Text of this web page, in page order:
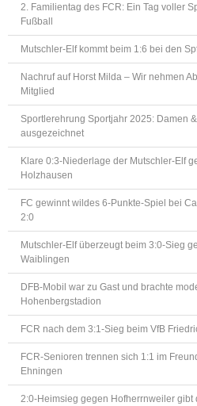
2. Familientag des FCR: Ein Tag voller
Fußball
Mutschler-Elf kommt beim 1:6 bei den
Nachruf auf Horst Milda – Wir nehmen
Mitglied
Sportlerehrung Sportjahr 2025: Damen
ausgezeichnet
Klare 0:3-Niederlage der Mutschler-Elf
Holzhausen
FC gewinnt wildes 6-Punkte-Spiel bei
2:0
Mutschler-Elf überzeugt beim 3:0-Sieg
Waiblingen
DFB-Mobil war zu Gast und brachte
Hohenbergstadion
FCR nach dem 3:1-Sieg beim VfB
FCR-Senioren trennen sich 1:1 im
Ehningen
2:0-Heimsieg gegen Hofherrnweiler gibt